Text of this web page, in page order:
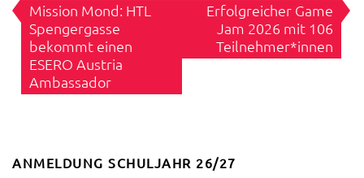
Mission Mond: HTL
Spengergasse
bekommt einen
ESERO Austria
Ambassador
Erfolgreicher Game
Jam 2026 mit 106
Teilnehmer*innen
ANMELDUNG SCHULJAHR 26/27